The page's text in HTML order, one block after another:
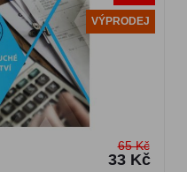
VÝPRODEJ
65 Kč
33 Kč